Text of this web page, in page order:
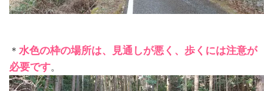
＊ 水色の枠の場所は、見通しが悪く、歩くには注意が
必要です。